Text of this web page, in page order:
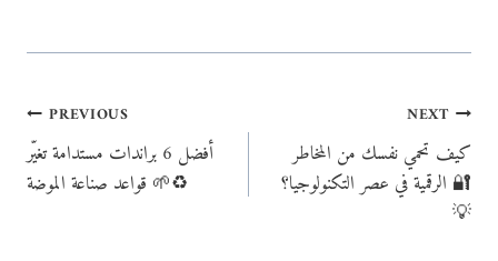
Post
navigation
PREVIOUS
أفضل 6 براندات مستدامة تغيّر
قواعد صناعة الموضة 🌱♻️
NEXT
كيف تحمي نفسك من المخاطر
الرقمية في عصر التكنولوجيا؟ 🔐
💡